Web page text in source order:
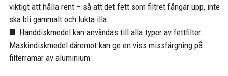
viktigt att hålla rent – så att det fett som filtret fångar upp, inte
ska bli gammalt och lukta illa.
Handdiskmedel kan användas till alla typer av fettfilter.
Maskindiskmedel däremot kan ge en viss missfärgning på
filterramar av aluminium.